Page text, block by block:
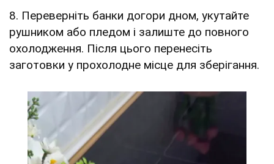
8. Переверніть банки догори дном, укутайте
рушником або пледом і залиште до повного
охолодження. Після цього перенесіть
заготовки у прохолодне місце для зберігання.